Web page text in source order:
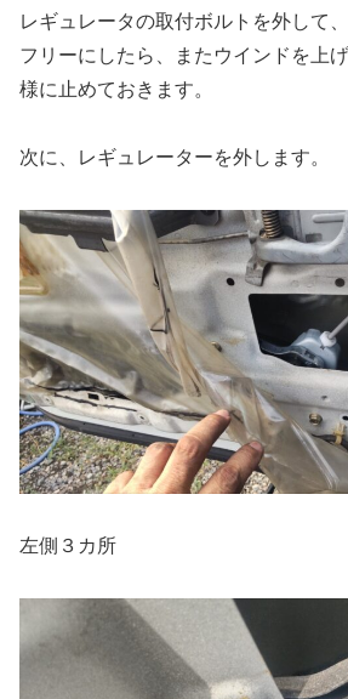
レギュレータの取付ボルトを外して、
フリーにしたら、またウインドを上
様に止めておきます。
次に、レギュレーターを外します。
左側３カ所